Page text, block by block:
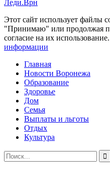
Леди.Врн
Этот сайт использует файлы
"Принимаю" или продолжая
согласие на их использование.
информации
Главная
Новости Воронежа
Образование
Здоровье
Дом
Семья
Выплаты и льготы
Отдых
Культура